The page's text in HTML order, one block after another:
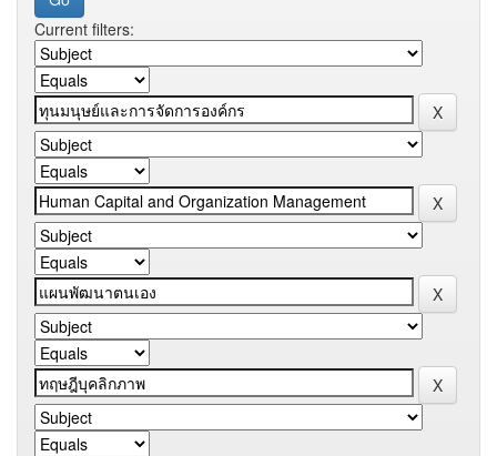
Current filters: